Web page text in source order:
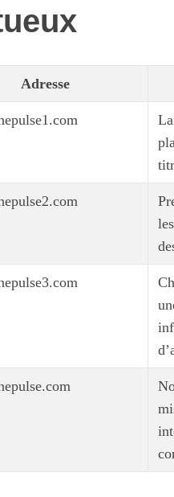
Adresse